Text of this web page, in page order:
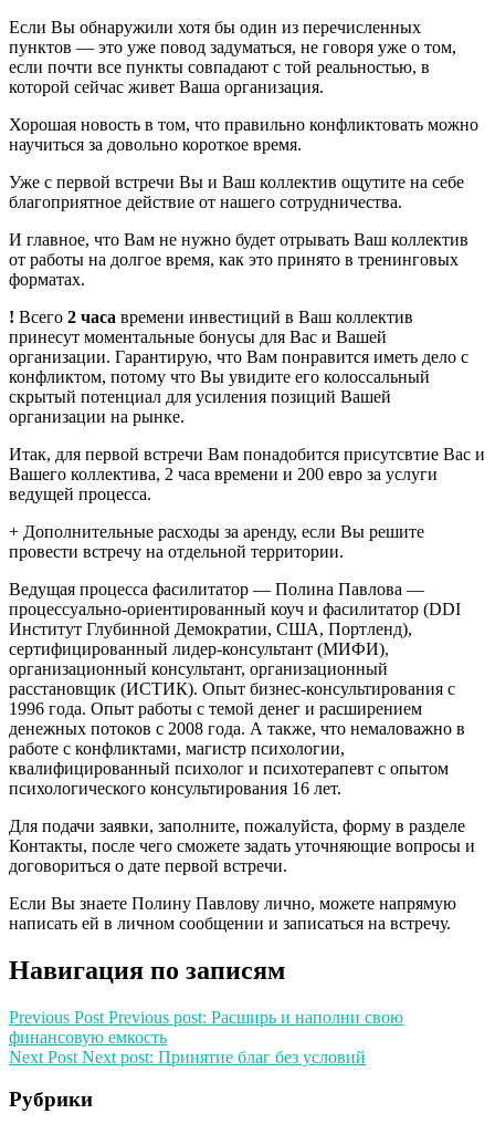
Если Вы обнаружили хотя бы один из перечисленных
пунктов — это уже повод задуматься, не говоря уже о том,
если почти все пункты совпадают с той реальностью, в
которой сейчас живет Ваша организация.
Хорошая новость в том, что правильно конфликтовать можно
научиться за довольно короткое время.
Уже с первой встречи Вы и Ваш коллектив ощутите на себе
благоприятное действие от нашего сотрудничества.
И главное, что Вам не нужно будет отрывать Ваш коллектив
от работы на долгое время, как это принято в тренинговых
форматах.
! Всего 2 часа времени инвестиций в Ваш коллектив
принесут моментальные бонусы для Вас и Вашей
организации. Гарантирую, что Вам понравится иметь дело с
конфликтом, потому что Вы увидите его колоссальный
скрытый потенциал для усиления позиций Вашей
организации на рынке.
Итак, для первой встречи Вам понадобится присутсвтие Вас и
Вашего коллектива, 2 часа времени и 200 евро за услуги
ведущей процесса.
+ Дополнительные расходы за аренду, если Вы решите
провести встречу на отдельной территории.
Ведущая процесса фасилитатор — Полина Павлова —
процессуально-ориентированный коуч и фасилитатор (DDI
Институт Глубинной Демократии, США, Портленд),
сертифицированный лидер-консультант (МИФИ),
организационный консультант, организационный
расстановщик (ИСТИК). Опыт бизнес-консультирования с
1996 года. Опыт работы с темой денег и расширением
денежных потоков с 2008 года. А также, что немаловажно в
работе с конфликтами, магистр психологии,
квалифицированный психолог и психотерапевт с опытом
психологического консультирования 16 лет.
Для подачи заявки, заполните, пожалуйста, форму в разделе
Контакты, после чего сможете задать уточняющие вопросы и
договориться о дате первой встречи.
Если Вы знаете Полину Павлову лично, можете напрямую
написать ей в личном сообщении и записаться на встречу.
Навигация по записям
Previous Post Previous post: Расширь и наполни свою
финансовую емкость
Next Post Next post: Принятие благ без условий
Рубрики